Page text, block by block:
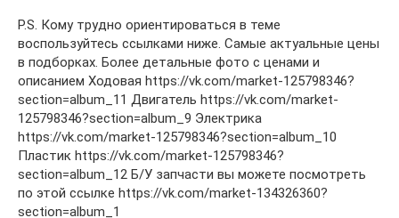
P.S. Кому трудно ориентироваться в теме
воспользуйтесь ссылками ниже. Самые актуальные цены
в подборках. Более детальные фото с ценами и
описанием Ходовая https://vk.com/market-125798346?
section=album_11 Двигатель https://vk.com/market-
125798346?section=album_9 Электрика
https://vk.com/market-125798346?section=album_10
Пластик https://vk.com/market-125798346?
section=album_12 Б/У запчасти вы можете посмотреть
по этой ссылке https://vk.com/market-134326360?
section=album_1